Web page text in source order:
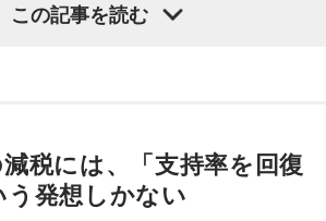
らずっとあるんだ。
さんに神饌、つまり、神様に捧げる、
蓄する蔵、「飯の蔵」と書いて「飯
組でのウォーキングロケを観た高田文
キュー！」の決めフレーズと全力キャ
ー尾形貴弘がメジャー1stデジタルシン
この記事を読む
税には、「支持率を回復
う発想しかない